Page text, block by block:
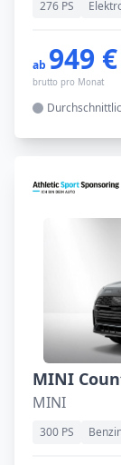
276 PS
ab 949 €
brutto pro Monat
MINI
300 PS